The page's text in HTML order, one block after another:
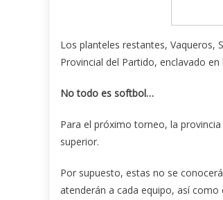
Los planteles restantes, Vaqueros,
Provincial del Partido, enclavado
No todo es softbol…
Para el próximo torneo, la
superior.
Por supuesto, estas no se
atenderán a cada equipo, así